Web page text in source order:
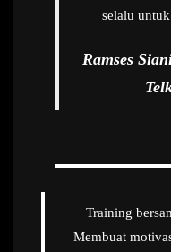
selalu
Ramses
Training
Membuat